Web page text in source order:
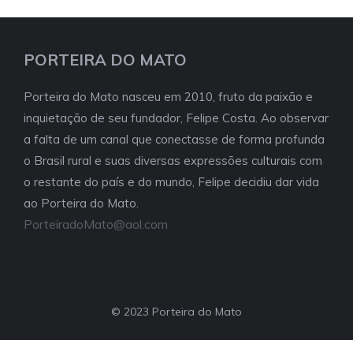
PORTEIRA DO MATO
Porteira do Mato nasceu em 2010, fruto da paixão e
inquietação de seu fundador, Felipe Costa. Ao observar
a falta de um canal que conectasse de forma profunda
o Brasil rural e suas diversas expressões culturais com
o restante do país e do mundo, Felipe decidiu dar vida
ao Porteira do Mato.
PorteiradoMato@aol.com
© 2023 Porteira do Mato